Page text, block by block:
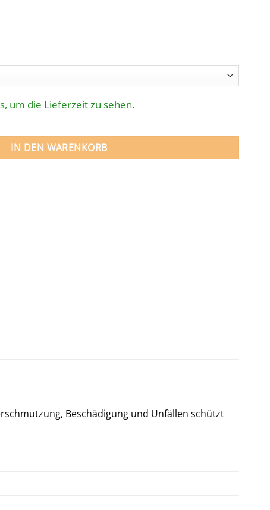
um die Lieferzeit zu sehen.
500 x 250 cm Menge
IN DEN WARENKORB
Beschädigung und Unfällen schützt